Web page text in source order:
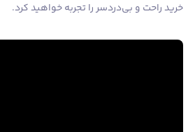
خرید راحت و بی‌دردسر را تجربه خواهید کرد.